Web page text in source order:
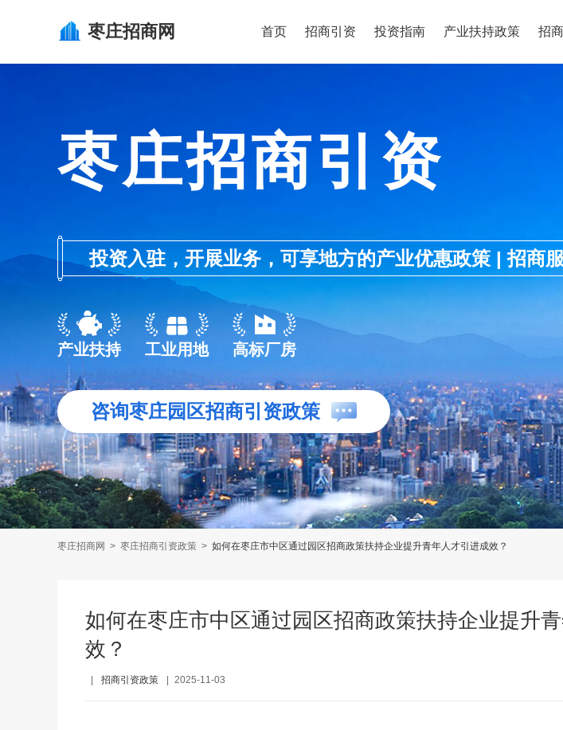
枣庄招商网 首页 招商引资 投资指南 产业扶持政策 招
枣庄招商引资
投资入驻，开展业务，可享地方的产业优惠政策 | 招商
产业扶持 工业用地 高标厂房
咨询枣庄园区招商引资政策
枣庄招商网 > 枣庄招商引资政策 > 如何在枣庄市中区通过园区招商政策扶持企业提升青年人才引进成效？
如何在枣庄市中区通过园区招商政策扶持企业提升
效？
招商引资政策 2025-11-03